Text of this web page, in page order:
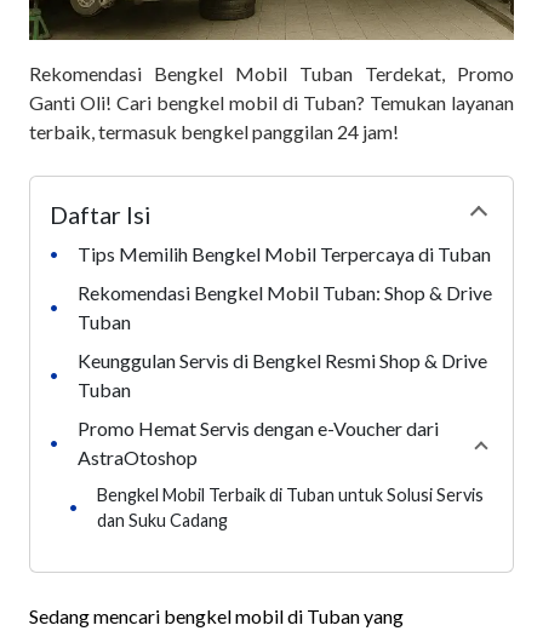
Rekomendasi Bengkel Mobil Tuban Terdekat, Promo
Ganti Oli! Cari bengkel mobil di Tuban? Temukan layanan
terbaik, termasuk bengkel panggilan 24 jam!
Daftar Isi
•
Tips Memilih Bengkel Mobil Terpercaya di Tuban
•
Rekomendasi Bengkel Mobil Tuban: Shop & Drive
Tuban
•
Keunggulan Servis di Bengkel Resmi Shop & Drive
Tuban
•
Promo Hemat Servis dengan e-Voucher dari
AstraOtoshop
•
Bengkel Mobil Terbaik di Tuban untuk Solusi Servis
dan Suku Cadang
Sedang mencari bengkel mobil di Tuban yang